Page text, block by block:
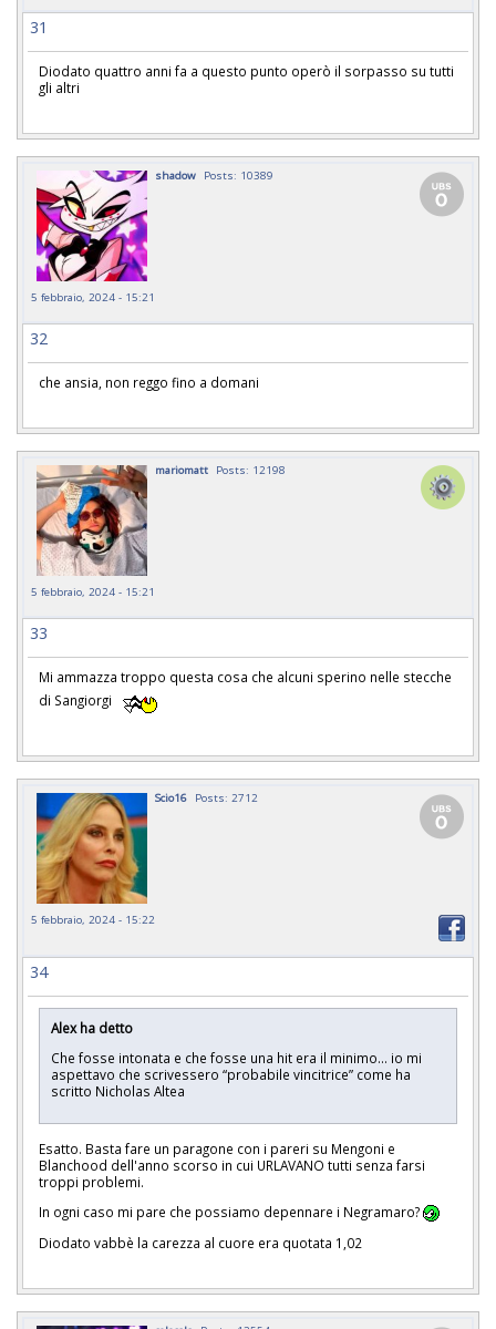
31
Diodato quattro anni fa a questo punto operò il sorpasso su tutti
gli altri
shadow Posts: 10389
5 febbraio, 2024 - 15:21
32
che ansia, non reggo fino a domani
mariomatt Posts: 12198
5 febbraio, 2024 - 15:21
33
Mi ammazza troppo questa cosa che alcuni sperino nelle stecche
di Sangiorgi
Scio16 Posts: 2712
5 febbraio, 2024 - 15:22
34
Alex ha detto
Che fosse intonata e che fosse una hit era il minimo… io mi
aspettavo che scrivessero “probabile vincitrice” come ha
scritto Nicholas Altea
Esatto. Basta fare un paragone con i pareri su Mengoni e
Blanchood dell'anno scorso in cui URLAVANO tutti senza farsi
troppi problemi.
In ogni caso mi pare che possiamo depennare i Negramaro?
Diodato vabbè la carezza al cuore era quotata 1,02